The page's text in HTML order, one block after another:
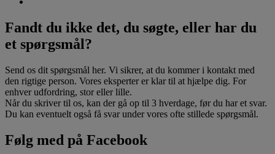
Fandt du ikke det, du søgte, eller har du
et spørgsmål?
Send os dit spørgsmål her. Vi sikrer, at du kommer i kontakt med
den rigtige person. Vores eksperter er klar til at hjælpe dig. For
enhver udfordring, stor eller lille.
Når du skriver til os, kan der gå op til 3 hverdage, før du har et svar.
Du kan eventuelt også få svar under vores ofte stillede spørgsmål.
Følg med på Facebook